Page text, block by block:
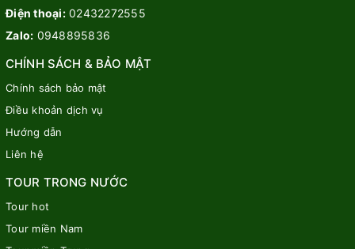
Điện thoại: 02432272555
Zalo: 0948895836
CHÍNH SÁCH & BẢO MẬT
Chính sách bảo mật
Điều khoản dịch vụ
Hướng dẫn
Liên hệ
TOUR TRONG NƯỚC
Tour hot
Tour miền Nam